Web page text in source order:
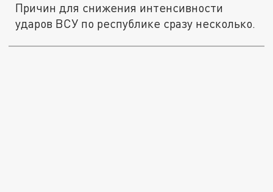
Причин для снижения интенсивности
ударов ВСУ по республике сразу несколько.